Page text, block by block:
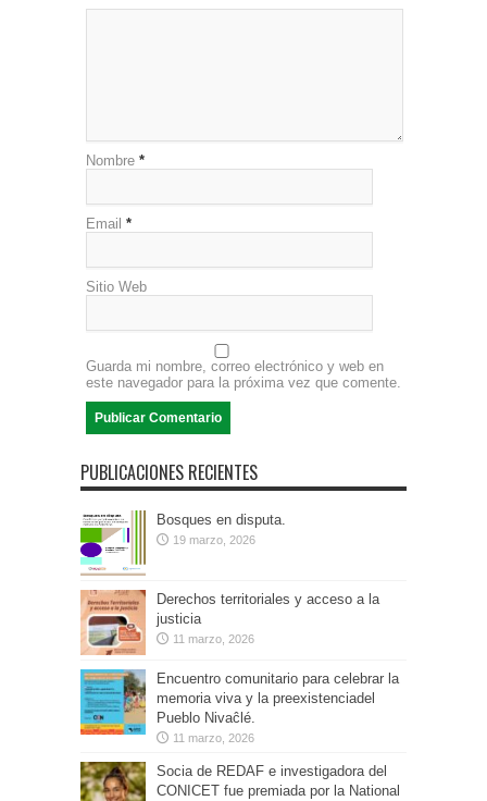
Nombre *
Email *
Sitio Web
Guarda mi nombre, correo electrónico y web en
este navegador para la próxima vez que comente.
PUBLICACIONES RECIENTES
Bosques en disputa.
19 marzo, 2026
Derechos territoriales y acceso a la
justicia
11 marzo, 2026
Encuentro comunitario para celebrar la
memoria viva y la preexistenciadel
Pueblo Nivaĉlé.
11 marzo, 2026
Socia de REDAF e investigadora del
CONICET fue premiada por la National